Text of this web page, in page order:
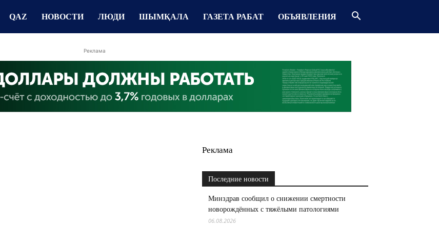
QAZ НОВОСТИ ЛЮДИ ШЫМҚАЛА ГАЗЕТА РАБАТ ОБЪЯВЛЕНИЯ
Реклама
Реклама
Последние новости
Минздрав сообщил о снижении смертности
новорождённых с тяжёлыми патологиями
06.08.2026